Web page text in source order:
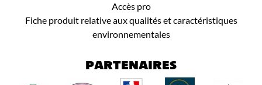
Accès pro
Fiche produit relative aux qualités et caractéristiques
environnementales
PARTENAIRES